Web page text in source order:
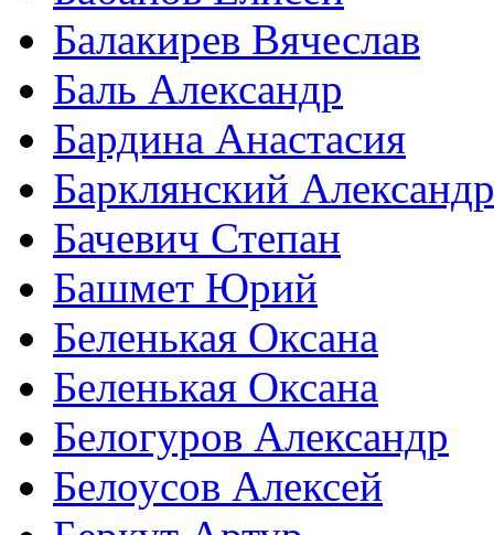
Балакирев Вячеслав
Баль Александр
Бардина Анастасия
Барклянский Александр
Бачевич Степан
Башмет Юрий
Беленькая Оксана
Беленькая Оксана
Белогуров Александр
Белоусов Алексей